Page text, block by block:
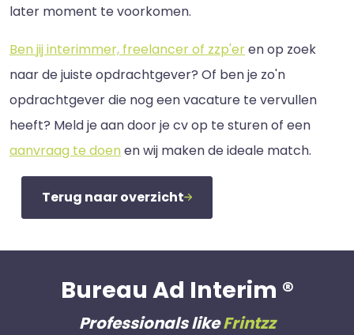
later moment te voorkomen.
Ben jij interimmer, freelancer of zzp'eren op zoek
naar de juiste opdrachtgever? Of ben je zo'n
opdrachtgever die nog een vacature te vervullen
heeft? Meld je aan door je cv op te sturen of een
aanvraag te doenen wij maken de ideale match.
Terug naar overzicht
Bureau Ad Interim ®
Professionals likeFrintzz